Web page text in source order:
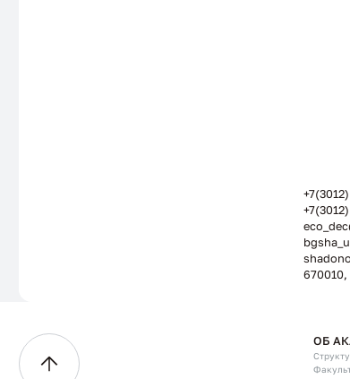
Шадонова Татьяна
Михайловна
670010,
ОБ